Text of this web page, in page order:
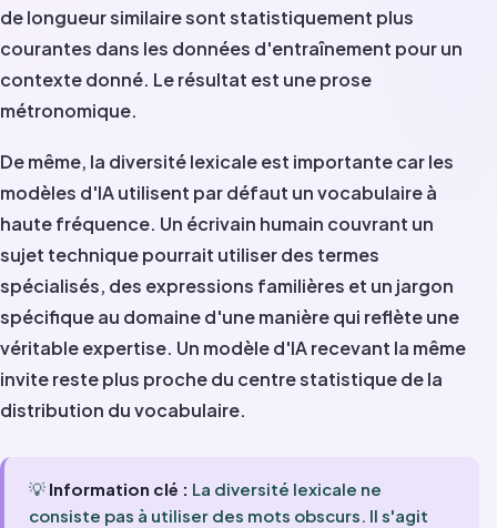
de longueur similaire sont statistiquement plus
courantes dans les données d'entraînement pour un
contexte donné. Le résultat est une prose
métronomique.
De même, la diversité lexicale est importante car les
modèles d'IA utilisent par défaut un vocabulaire à
haute fréquence. Un écrivain humain couvrant un
sujet technique pourrait utiliser des termes
spécialisés, des expressions familières et un jargon
spécifique au domaine d'une manière qui reflète une
véritable expertise. Un modèle d'IA recevant la même
invite reste plus proche du centre statistique de la
distribution du vocabulaire.
💡 Information clé : La diversité lexicale ne
consiste pas à utiliser des mots obscurs. Il s'agit